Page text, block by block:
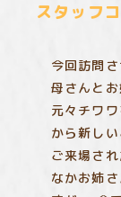
スタッフ
今回訪問
母さんと
元々チワ
から新し
ご来場さ
なかお姉